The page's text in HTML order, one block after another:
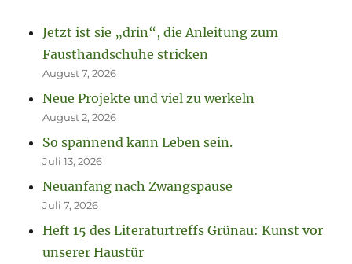
Jetzt ist sie „drin“, die Anleitung zum
Fausthandschuhe stricken
August 7, 2026
Neue Projekte und viel zu werkeln
August 2, 2026
So spannend kann Leben sein.
Juli 13, 2026
Neuanfang nach Zwangspause
Juli 7, 2026
Heft 15 des Literaturtreffs Grünau: Kunst vor
unserer Haustür